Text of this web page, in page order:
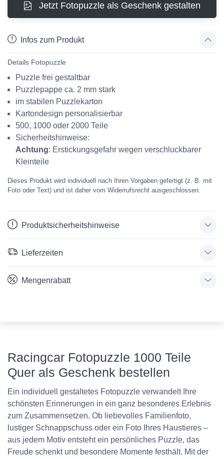
Jetzt Fotopuzzle als Geschenk gestalten
Infos zum Produkt
Details Fotopuzzle
Puzzle frei gestaltbar
Puzzlepappe ca. 2 mm stark
im stabilen Puzzlekarton
Kartondesign personalisierbar
500, 1000 oder 2000 Teile
Sicherheitshinweise:
Achtung: Erstickungsgefahr wegen verschluckbarer
Kleinteile
Dieses Produkt wird individuell nach Ihren Vorgaben gefertigt (z. B. mit
Foto oder Text) und ist daher vom Widerrufsrecht ausgeschlossen.
Produktsicherheitshinweise
Lieferzeiten
Mengenrabatt
Racingcar Fotopuzzle 1000 Teile
Quer als Geschenk bestellen
Ein individuell gestaltetes Fotopuzzle verwandelt Ihre
schönsten Erinnerungen in ein ganz besonderes Erlebnis
zum Zusammensetzen. Ob liebevolles Familienfoto,
lustiger Schnappschuss oder ein Foto Ihres Haustieres –
aus jedem Motiv entsteht ein persönliches Puzzle, das
Freude schenkt und besondere Momente festhält. Mit der